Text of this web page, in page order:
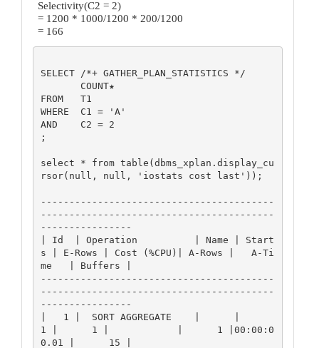
Selectivity(C2 = 2)
= 1200 * 1000/1200 * 200/1200
= 166
SELECT /*+ GATHER_PLAN_STATISTICS */
FROM   T1
WHERE  C1 = 'A'
AND    C2 = 2
;
select * from table(dbms_xplan.display_cu
rsor(null, null, 'iostats cost last'));
-----------------------------------------
-----------------------------------------
----------------
| Id  | Operation          | Name | Start
s | E-Rows | Cost (%CPU)| A-Rows |   A-Ti
me   | Buffers |
-----------------------------------------
-----------------------------------------
----------------
|   1 |  SORT AGGREGATE    |      |
1 |      1 |            |      1 |00:00:0
0.01 |      15 |